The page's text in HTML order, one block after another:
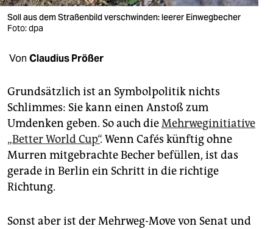
verlag
veranstaltungen
shop
unterstützen
abo
genossenschaft
epaper login
Soll aus dem Straßenbild verschwinden: leerer Einwegbecher
Foto: dpa
Von Claudius Prößer
Grundsätzlich ist an Symbolpolitik nichts
Schlimmes: Sie kann einen Anstoß zum
Umdenken geben. So auch dieMehrweginitiative
„Better World Cup“. Wenn Cafés künftig ohne
Murren mitgebrachte Becher befüllen, ist das
gerade in Berlin ein Schritt in die richtige
Richtung.
Sonst aber ist der Mehrweg-Move von Senat und